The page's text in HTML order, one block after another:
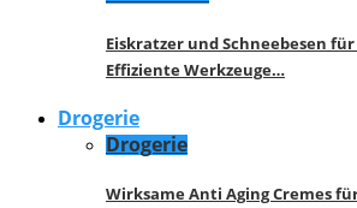
Eiskratzer und Schneebesen
Effiziente Werkzeuge…
Drogerie
Drogerie
Wirksame Anti Aging Cremes